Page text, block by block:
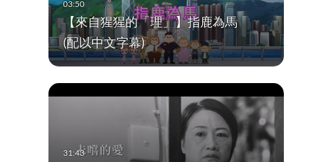
【來自猩猩的「理」】指鹿為馬
(配以中文字幕)